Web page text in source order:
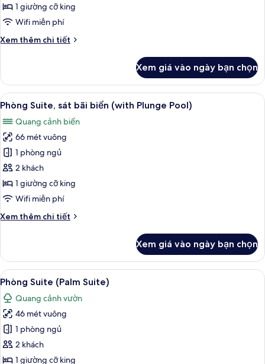
Suite
Premier
Palm
1 giường cỡ king
Wifi miễn phí
Xem thêm chi tiết
Chi
Phòng
Suite
Premier
(Premier
Palm
Suite)
Xem giá vào ngày bạn chọn
Xem
tất
cả
ảnh
Phòng
Suite,
sát
bãi
(with
Phòng Suite, sát bãi biển (with
7
Phòng Suite, sát bãi biển (with Plunge Pool)
Quang cảnh biển
66 mét vuông
1 phòng ngủ
2 khách
1 giường cỡ king
Wifi miễn phí
Xem thêm chi tiết
Chi
Phòng
Suite,
sát
biển
(with
Plunge
Pool)
Xem giá vào ngày bạn chọn
Xem
tất
cả
ảnh
Phòng
Suite
(Palm
Phòng Suite (Palm Suite) | Két bảo
4
Phòng Suite (Palm Suite)
Quang cảnh vườn
46 mét vuông
1 phòng ngủ
2 khách
1 giường cỡ king